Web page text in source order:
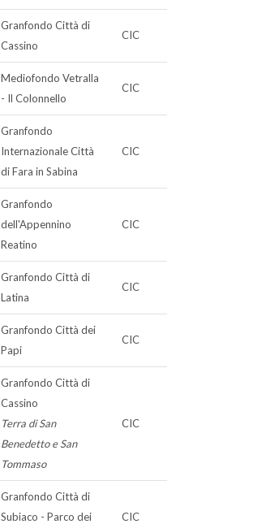
Granfondo Città di
Cassino
CIC
Mediofondo Vetralla
- Il Colonnello
CIC
Granfondo
Internazionale Città
di Fara in Sabina
CIC
Granfondo
dell'Appennino
Reatino
CIC
Granfondo Città di
Latina
CIC
Granfondo Città dei
Papi
CIC
Granfondo Città di
Cassino
Terra di San
Benedetto e San
Tommaso
CIC
Granfondo Città di
Subiaco - Parco dei
CIC